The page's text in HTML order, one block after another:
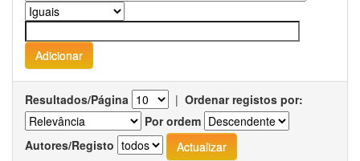
Resultados/Página | Ordenar registos por:
Por ordem
Autores/Registo